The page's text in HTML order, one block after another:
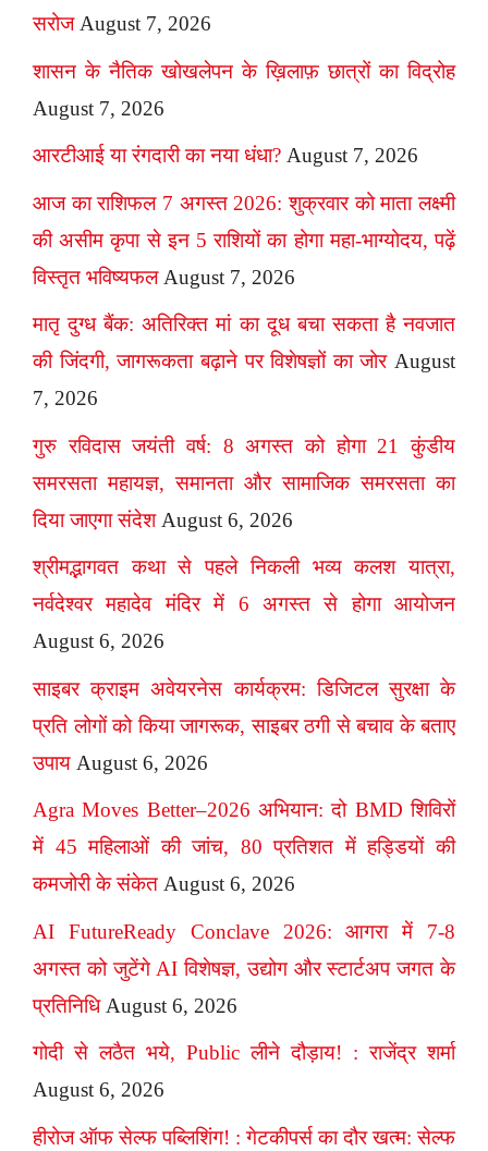
सरोज August 7, 2026
शासन के नैतिक खोखलेपन के ख़िलाफ़ छात्रों का विद्रोह
August 7, 2026
आरटीआई या रंगदारी का नया धंधा? August 7, 2026
आज का राशिफल 7 अगस्त 2026: शुक्रवार को माता लक्ष्मी
की असीम कृपा से इन 5 राशियों का होगा महा-भाग्योदय, पढ़ें
विस्तृत भविष्यफल August 7, 2026
मातृ दुग्ध बैंक: अतिरिक्त मां का दूध बचा सकता है नवजात
की जिंदगी, जागरूकता बढ़ाने पर विशेषज्ञों का जोर August
7, 2026
गुरु रविदास जयंती वर्ष: 8 अगस्त को होगा 21 कुंडीय
समरसता महायज्ञ, समानता और सामाजिक समरसता का
दिया जाएगा संदेश August 6, 2026
श्रीमद्भागवत कथा से पहले निकली भव्य कलश यात्रा,
नर्वदेश्वर महादेव मंदिर में 6 अगस्त से होगा आयोजन
August 6, 2026
साइबर क्राइम अवेयरनेस कार्यक्रम: डिजिटल सुरक्षा के
प्रति लोगों को किया जागरूक, साइबर ठगी से बचाव के बताए
उपाय August 6, 2026
Agra Moves Better–2026 अभियान: दो BMD शिविरों
में 45 महिलाओं की जांच, 80 प्रतिशत में हड्डियों की
कमजोरी के संकेत August 6, 2026
AI FutureReady Conclave 2026: आगरा में 7-8
अगस्त को जुटेंगे AI विशेषज्ञ, उद्योग और स्टार्टअप जगत के
प्रतिनिधि August 6, 2026
गोदी से लठैत भये, Public लीने दौड़ाय! : राजेंद्र शर्मा
August 6, 2026
हीरोज ऑफ सेल्फ पब्लिशिंग! : गेटकीपर्स का दौर खत्म: सेल्फ